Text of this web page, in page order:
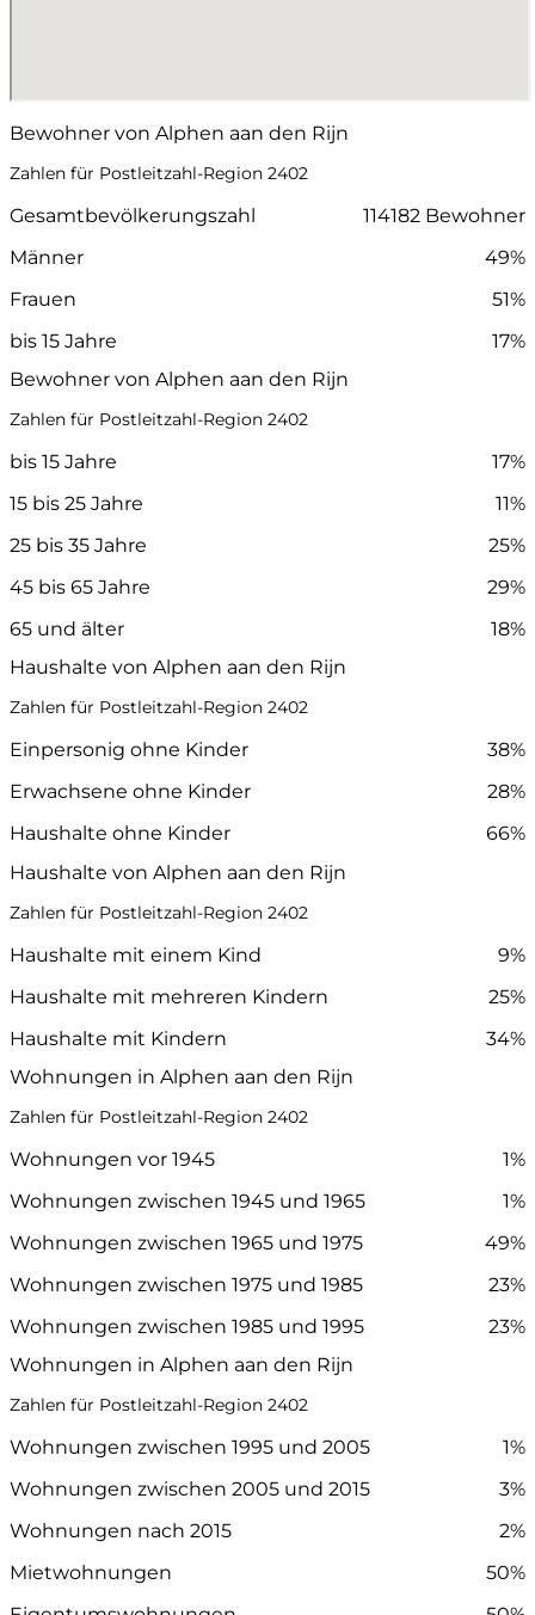
Bewohner von Alphen aan den Rijn
Zahlen für Postleitzahl-Region 2402
Gesamtbevölkerungszahl
114182 Bewohner
Männer
49%
Frauen
51%
bis 15 Jahre
17%
Bewohner von Alphen aan den Rijn
Zahlen für Postleitzahl-Region 2402
bis 15 Jahre
17%
15 bis 25 Jahre
11%
25 bis 35 Jahre
25%
45 bis 65 Jahre
29%
65 und älter
18%
Haushalte von Alphen aan den Rijn
Zahlen für Postleitzahl-Region 2402
Einpersonig ohne Kinder
38%
Erwachsene ohne Kinder
28%
Haushalte ohne Kinder
66%
Haushalte von Alphen aan den Rijn
Zahlen für Postleitzahl-Region 2402
Haushalte mit einem Kind
9%
Haushalte mit mehreren Kindern
25%
Haushalte mit Kindern
34%
Wohnungen in Alphen aan den Rijn
Zahlen für Postleitzahl-Region 2402
Wohnungen vor 1945
1%
Wohnungen zwischen 1945 und 1965
1%
Wohnungen zwischen 1965 und 1975
49%
Wohnungen zwischen 1975 und 1985
23%
Wohnungen zwischen 1985 und 1995
23%
Wohnungen in Alphen aan den Rijn
Zahlen für Postleitzahl-Region 2402
Wohnungen zwischen 1995 und 2005
1%
Wohnungen zwischen 2005 und 2015
3%
Wohnungen nach 2015
2%
Mietwohnungen
50%